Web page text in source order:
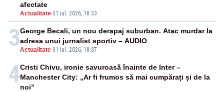
Actualitate-31 iul. 2026, 18:33
afectate
3Actualitate-31 iul. 2026, 18:37
George Becali, un nou derapaj suburban. Atac murdar la
adresa unui jurnalist sportiv – AUDIO
4Cristi Chivu, ironie savuroasă înainte de Inter –
Manchester City: „Ar fi frumos să mai cumpărați și de la
noi”